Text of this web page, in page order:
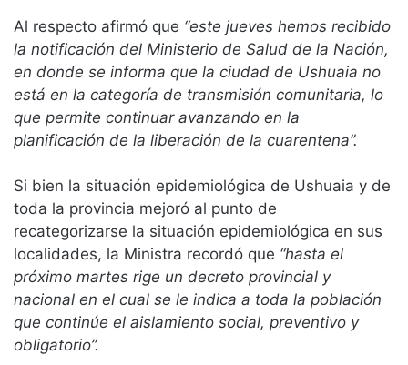
Al respecto afirmó que “este jueves hemos recibido
la notificación del Ministerio de Salud de la Nación,
en donde se informa que la ciudad de Ushuaia no
está en la categoría de transmisión comunitaria, lo
que permite continuar avanzando en la
planificación de la liberación de la cuarentena”.
Si bien la situación epidemiológica de Ushuaia y de
toda la provincia mejoró al punto de
recategorizarse la situación epidemiológica en sus
localidades, la Ministra recordó que “hasta el
próximo martes rige un decreto provincial y
nacional en el cual se le indica a toda la población
que continúe el aislamiento social, preventivo y
obligatorio”.